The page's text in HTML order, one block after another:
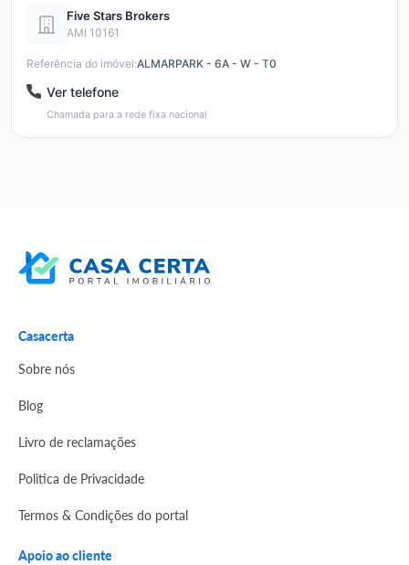
Five Stars Brokers
AMI 10161
Referência do imóvel:ALMARPARK - 6A - W - T0
Ver telefone
Chamada para a rede fixa nacional
Casacerta
Sobre nós
Blog
Livro de reclamações
Politica de Privacidade
Termos & Condições do portal
Apoio ao cliente